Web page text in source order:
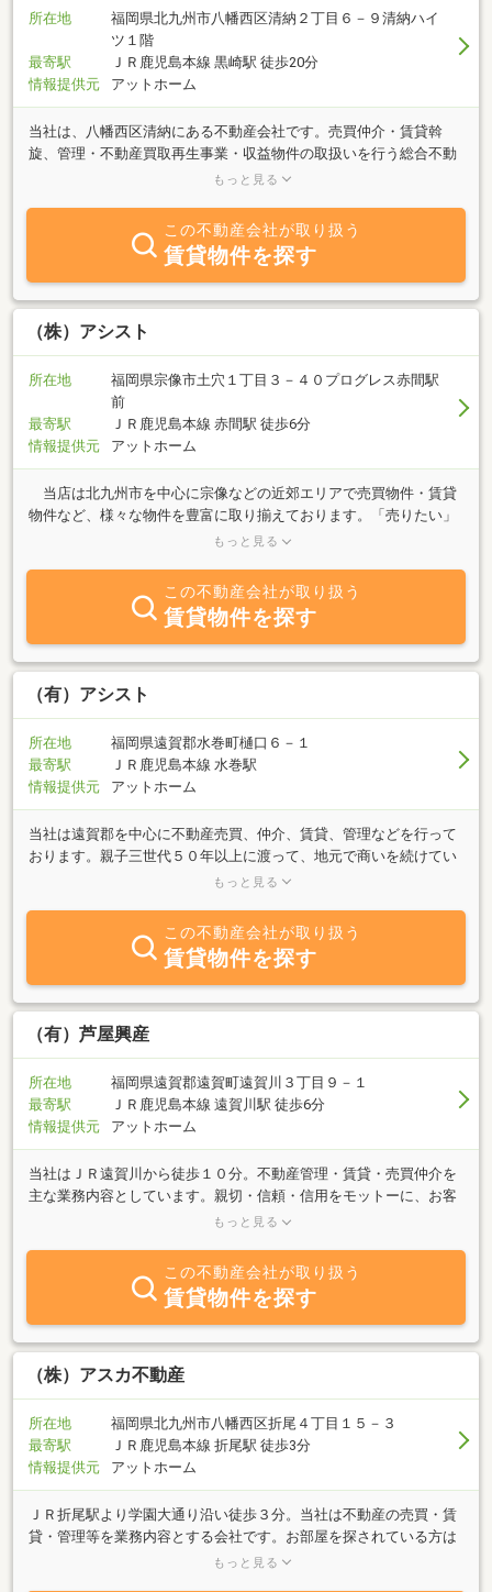
所在地
福岡県北九州市八幡西区清納２丁目６－９清納ハイ
ツ１階
最寄駅
ＪＲ鹿児島本線 黒崎駅 徒歩20分
情報提供元
アットホーム
当社は、八幡西区清納にある不動産会社です。売買仲介・賃貸斡
旋、管理・不動産買取再生事業・収益物件の取扱いを行う総合不動
産会社です。お客様の不動産のお悩みを総合的なネットワークを使
お客様の住まいのパートナーとして、精一杯お手伝いをさせていた
だきますので、是非、当社におまかせ下さい！お客様の駐車場もお
店の前に完備しております。お気軽にご来店下さい。宜しくお願い
申し上げます。
もっと見る
この不動産会社が取り扱う
賃貸物件を探す
（株）アシスト
所在地
福岡県宗像市土穴１丁目３－４０プログレス赤間駅
前
最寄駅
ＪＲ鹿児島本線 赤間駅 徒歩6分
情報提供元
アットホーム
当店は北九州市を中心に宗像などの近郊エリアで売買物件・賃貸
物件など、様々な物件を豊富に取り揃えております。「売りたい」
「買いたい」「貸したい」「借りたい」など不動産に関する事なら
心掛けております。皆様のご来店をお待ちしております。
もっと見る
この不動産会社が取り扱う
賃貸物件を探す
（有）アシスト
所在地
福岡県遠賀郡水巻町樋口６－１
最寄駅
ＪＲ鹿児島本線 水巻駅
情報提供元
アットホーム
当社は遠賀郡を中心に不動産売買、仲介、賃貸、管理などを行って
おります。親子三世代５０年以上に渡って、地元で商いを続けてい
ます。商いのほかのも地域貢献活動などを通して、地域に根付いた
脈」、「情報」は、新しく営業を開始した不動産業に必要不可欠な
ものです。その為、遠賀郡を中心とした八幡西区、中間市、その他
近郊地域を得意エリアとしています。「親切・安心」をモットー
に、お客様の住まいのパートナーとして、精一杯お手伝いをさせて
頂きます。不動産に関することなら、お気軽にご相談下さい。
もっと見る
この不動産会社が取り扱う
賃貸物件を探す
（有）芦屋興産
所在地
福岡県遠賀郡遠賀町遠賀川３丁目９－１
最寄駅
ＪＲ鹿児島本線 遠賀川駅 徒歩6分
情報提供元
アットホーム
当社はＪＲ遠賀川から徒歩１０分。不動産管理・賃貸・売買仲介を
主な業務内容としています。親切・信頼・信用をモットーに、お客
様の一つ一つのこだわりを満たす物件を、ご紹介させて頂きます。
もっと見る
この不動産会社が取り扱う
賃貸物件を探す
（株）アスカ不動産
所在地
福岡県北九州市八幡西区折尾４丁目１５－３
最寄駅
ＪＲ鹿児島本線 折尾駅 徒歩3分
情報提供元
アットホーム
ＪＲ折尾駅より学園大通り沿い徒歩３分。当社は不動産の売買・賃
貸・管理等を業務内容とする会社です。お部屋を探されている方は
もちろん、「売りたい」「買いたい」「借りたい」「貸したい」な
もっと見る